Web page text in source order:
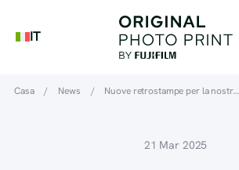
IT
Casa / News / Nuove retrostampe per la nostr…
21 Mar 2025